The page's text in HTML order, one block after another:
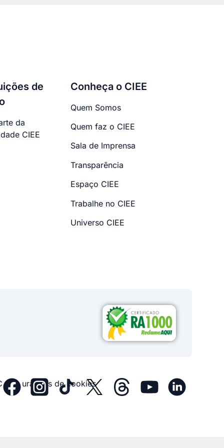
de
da
CIEE
Conheça o CIEE
Quem Somos
Quem faz o CIEE
Sala de Imprensa
Transparência
Espaço CIEE
Trabalhe no CIEE
Universo CIEE
de cookies